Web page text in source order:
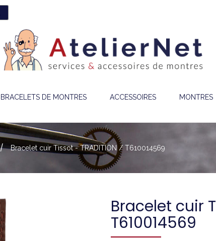
BRACELETS DE MONTRES ACCESSOIRES MONTRES
Bracelet cuir Tissot - TRADITION / T610014569
Bracelet cuir
T610014569